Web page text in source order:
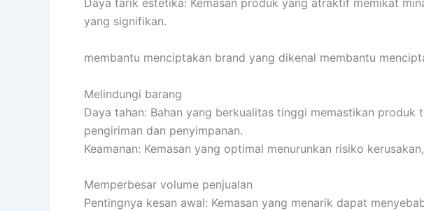
Daya tarik estetika: Kemasan produk yang atraktif memikat
yang signifikan.
membantu menciptakan brand yang dikenal membantu
Melindungi barang
Daya tahan: Bahan yang berkualitas tinggi memastikan produk
pengiriman dan penyimpanan.
Keamanan: Kemasan yang optimal menurunkan risiko
Memperbesar volume penjualan
Pentingnya kesan awal: Kemasan yang menarik dapat